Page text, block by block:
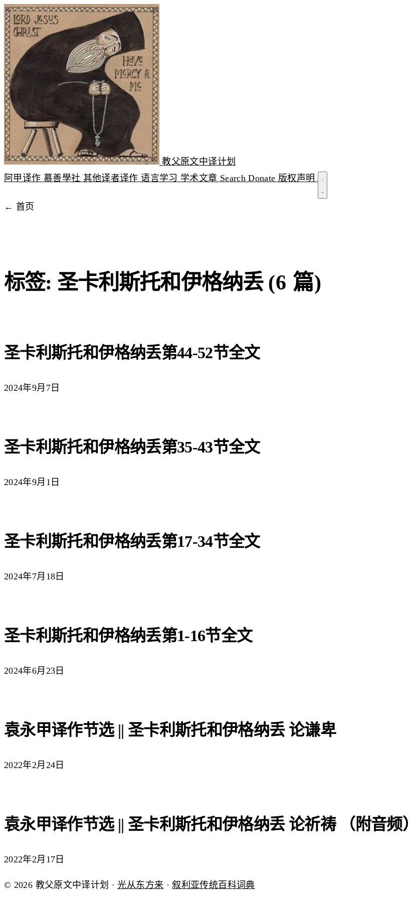
教父原文中译计划
阿甲译作 慕善學社 其他译者译作语言学习 学术文章 SearchDonate 版权声明
← 首页
标签: 圣卡利斯托和伊格纳丢 (6 篇)
圣卡利斯托和伊格纳丢第44-52节全文
2024年9月7日
圣卡利斯托和伊格纳丢第35-43节全文
2024年9月1日
圣卡利斯托和伊格纳丢第17-34节全文
2024年7月18日
圣卡利斯托和伊格纳丢第1-16节全文
2024年6月23日
袁永甲译作节选 || 圣卡利斯托和伊格纳丢 论谦卑
2022年2月24日
袁永甲译作节选 || 圣卡利斯托和伊格纳丢 论祈祷 （附音频）
2022年2月17日
© 2026 教父原文中译计划 · 光从东方来 ·叙利亚传统百科词典